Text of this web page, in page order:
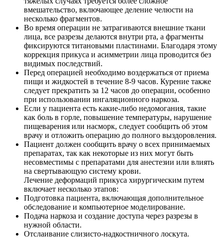
вмешательство, включающее деление челюсти на
несколько фрагментов.
Во время операции не затрагиваются внешние ткани
лица, все разрезы делаются внутри рта, а фрагменты
фиксируются титановыми пластинами. Благодаря этому
коррекция прикуса и асимметрии лица проводится без
видимых последствий.
Перед операцией необходимо воздержаться от приема
пищи и жидкостей в течение 8-9 часов. Курение также
следует прекратить за 12 часов до операции, особенно
при использовании ингаляционного наркоза.
Если у пациента есть какие-либо недомогания, такие
как боль в горле, повышение температуры, нарушение
пищеварения или насморк, следует сообщить об этом
врачу и отложить операцию до полного выздоровления.
Пациент должен сообщить врачу о всех принимаемых
препаратах, так как некоторые из них могут быть
несовместимы с препаратами для анестезии или влиять
на свертывающую систему крови.
Лечение деформаций прикуса хирургическим путем
включает несколько этапов:
Подготовка пациента, включающая дополнительное
обследование и компьютерное моделирование.
Подача наркоза и создание доступа через разрезы в
нужной области.
Отслаивание слизисто-надкостничного лоскута.